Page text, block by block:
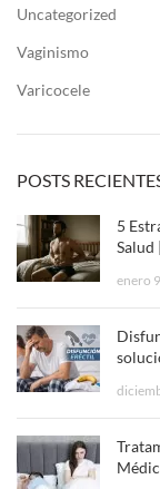
Uncategorized
Vaginismo
Varicocele
POSTS
5
Salud
enero